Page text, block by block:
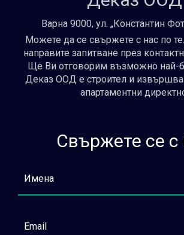
Варна 9000, ул. „Константин
Можете да се свържете с нас по
направите запитване през
Ще Ви отговорим възможно най-
Деказ ООД е строител и
апартаментни
Свържете се с